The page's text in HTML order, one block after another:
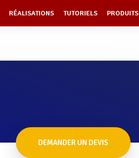
RÉALISATIONS TUTORIELS PRODUITS
DEMANDER UN DEVIS